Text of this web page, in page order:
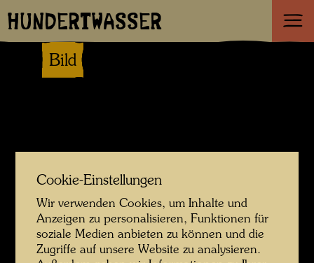
HUNDERTWASSER
Bild
Cookie-Einstellungen
Wir verwenden Cookies, um Inhalte und
Anzeigen zu personalisieren, Funktionen für
soziale Medien anbieten zu können und die
Zugriffe auf unsere Website zu analysieren.